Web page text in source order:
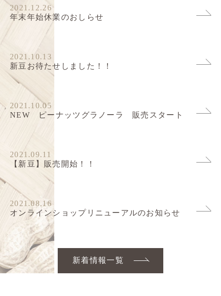
2021.12.26
年末年始休業のおしらせ
2021.10.13
新豆お待たせしました！！
2021.10.05
NEW ピーナッツグラノーラ 販売スタート
2021.09.11
【新豆】販売開始！！
2021.08.16
オンラインショップリニューアルのお知らせ
新着情報一覧